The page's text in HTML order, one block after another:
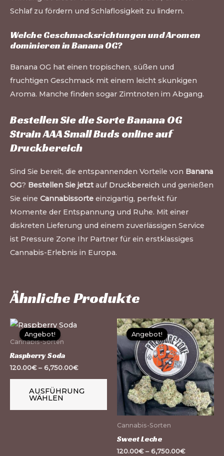
Schlaf zu fördern und Schlaflosigkeit zu lindern.
Welche Geschmacksrichtungen und Aromen
dominieren in Banana OG?
Banana OG hat einen tropischen, süßen und
fruchtigen Geschmack mit einem leicht skunkigen
Aroma. Manche finden sogar Zimtnoten im Abgang.
Bestellen Sie die Sorte Banana OG
Strain AAA Small Buds online auf
Druckbereich
Sind Sie bereit, die entspannenden Vorteile von Banana
OG? Bestellen Sie jetztauf Druckbereich und genießen
Sie eine Cannabissorte einzigartig, perfekt für
Momente der Entspannung und Ruhe. Mit einer
diskreten Lieferung und einem zuverlässigen Service
ist Pressure Zone Ihr Partner für ein erstklassiges
Cannabis-Erlebnis in Europa.
Ähnliche Produkte
Angebot!
Angebot!
Cannabis-Sorten
Raspberry Soda
120.00€– 6,750.00€
AUSFÜHRUNG
WÄHLEN
Dieses
Produkt
weist
mehrere
Varianten
Angebot!
Angebot!
Cannabis-Sorten
Sweet Leche
120.00€– 6,750.00€